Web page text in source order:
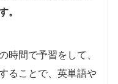
。
時間で予習をして、
ることで、英単語や